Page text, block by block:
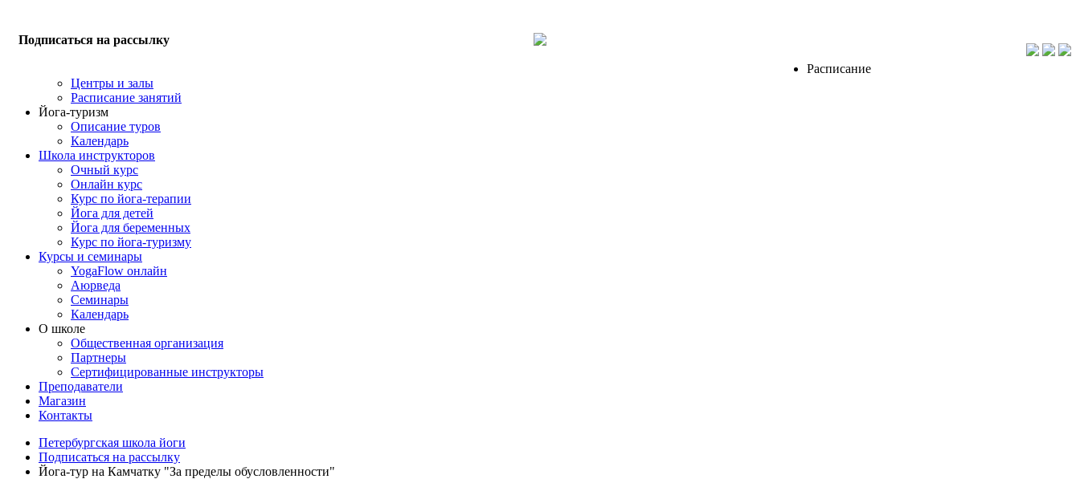
Подписаться на рассылку
Расписание
Центры и залы
Расписание занятий
Йога-туризм
Описание туров
Календарь
Школа инструкторов
Очный курс
Онлайн курс
Курс по йога-терапии
Йога для детей
Йога для беременных
Курс по йога-туризму
Курсы и семинары
YogaFlow онлайн
Аюрведа
Семинары
Календарь
О школе
Общественная организация
Партнеры
Сертифицированные инструкторы
Преподаватели
Магазин
Контакты
Петербургская школа йоги
Подписаться на рассылку
Йога-тур на Камчатку "За пределы обусловленности"